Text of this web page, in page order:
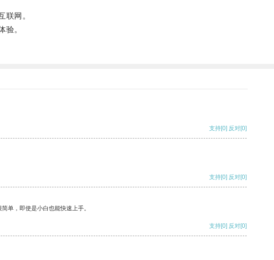
网。
验。
支持[0] 反对[0]
支持[0] 反对[0]
单，即使是小白也能快速上手。
支持[0] 反对[0]